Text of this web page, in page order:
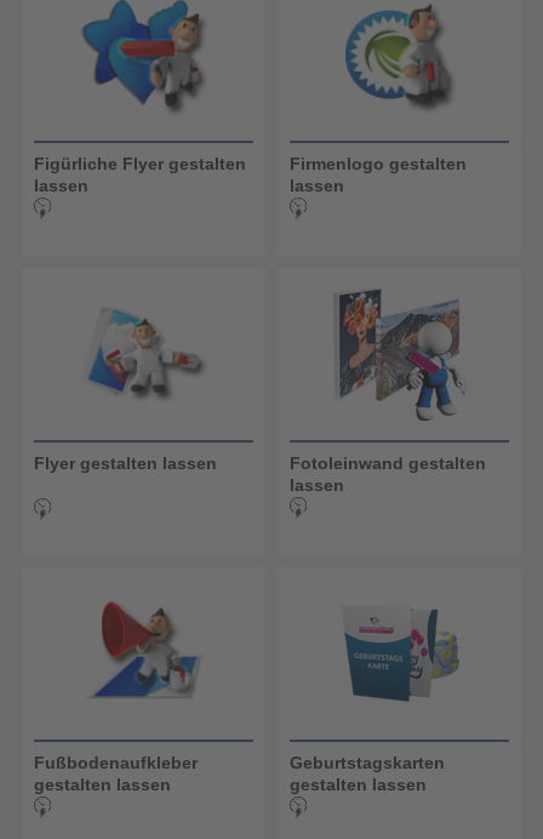
Figürliche Flyer gestalten
lassen
Firmenlogo gestalten
lassen
Flyer gestalten lassen
Fotoleinwand gestalten
lassen
Fußbodenaufkleber
gestalten lassen
Geburtstagskarten
gestalten lassen